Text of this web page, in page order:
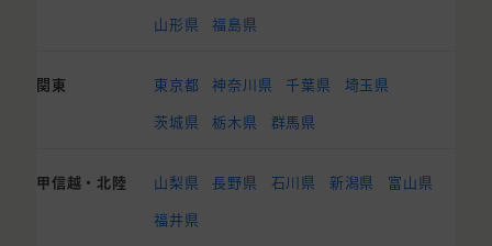
山形県
福島県
関東 東京都 神奈川県 千葉県
埼玉県
茨城県
栃木県 群馬県
甲信越・北陸 山梨県 長野県 石川県 新潟県
富山県
福井県